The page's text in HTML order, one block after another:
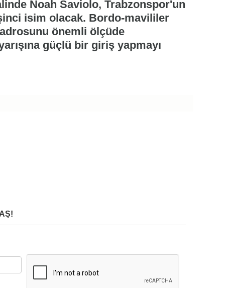
Noah Saviolo, Trabzonspor'un
isim olacak. Bordo-mavililer
önemli ölçüde
güçlü bir giriş yapmayı